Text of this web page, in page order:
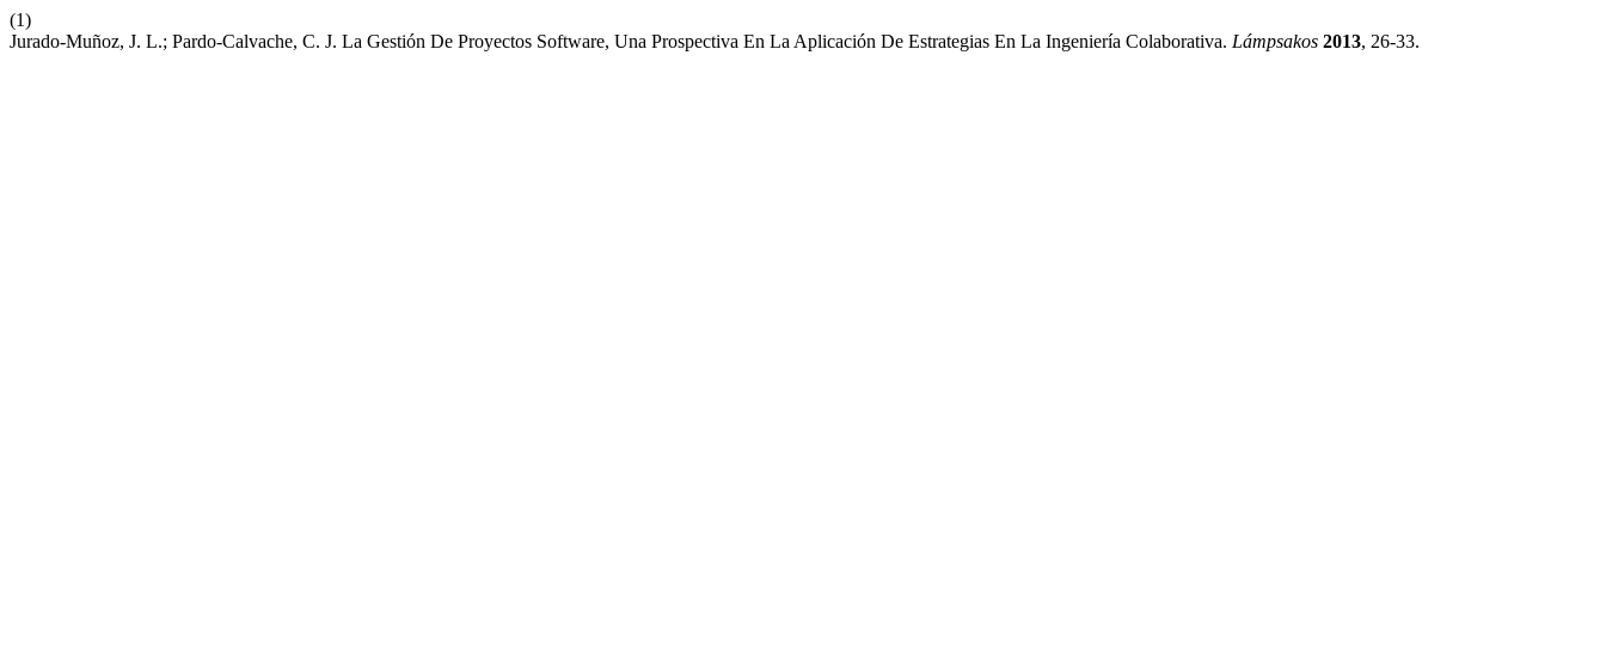
(1)
Jurado-Muñoz, J. L.; Pardo-Calvache, C. J. La Gestión De Proyectos Software, Una Prospectiva En La Aplicación De Estrategias En La Ingeniería Colaborativa. Lámpsakos 2013, 26-33.